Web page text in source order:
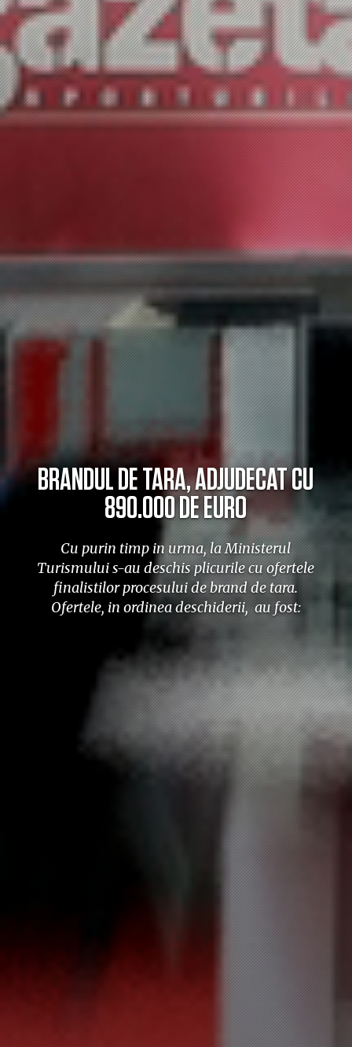
BRANDUL DE TARA, ADJUDECAT CU
890.000 DE EURO
Cu purin timp in urma, la Ministerul
Turismului s-au deschis plicurile cu ofertele
finalistilor procesului de brand de tara.
Ofertele, in ordinea deschiderii, au fost: